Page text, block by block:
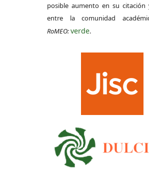
posible aumento en su citación
entre la comunidad
RoMEO:verde.